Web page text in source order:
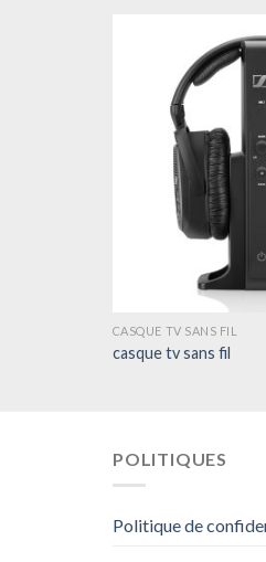
CASQUE TV SANS FIL
casque tv sans fil
POLITIQUES
Politique de